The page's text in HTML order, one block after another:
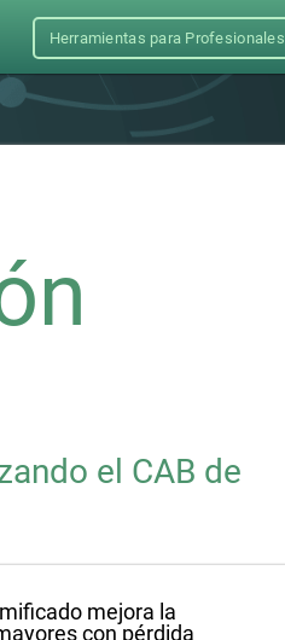
Herramientas para Profesionales
el CAB de
mejora la
con pérdida